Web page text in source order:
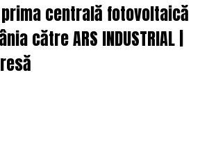
prima centrală fotovoltaică
către ARS INDUSTRIAL |